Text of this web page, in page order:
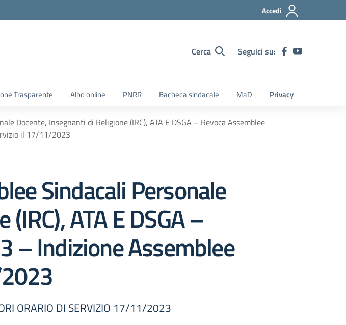
Accedi
Cerca Seguici su:
Trasparente Albo online PNRR Bacheca sindacale MaD Privacy
Docente, Insegnanti di Religione (IRC), ATA E DSGA – Revoca Assemblee
il 17/11/2023
Sindacali Personale
ATA E DSGA –
– Indizione Assemblee
ORARIO DI SERVIZIO 17/11/2023